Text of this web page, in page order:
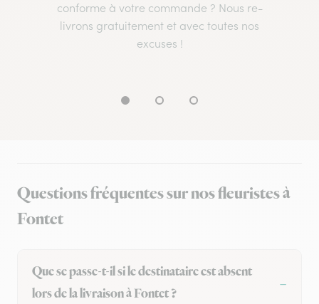
conforme à votre commande ? Nous re-
livrons gratuitement et avec toutes nos
excuses !
Questions fréquentes sur nos fleuristes à
Fontet
Que se passe-t-il si le destinataire est absent
lors de la livraison à Fontet ?